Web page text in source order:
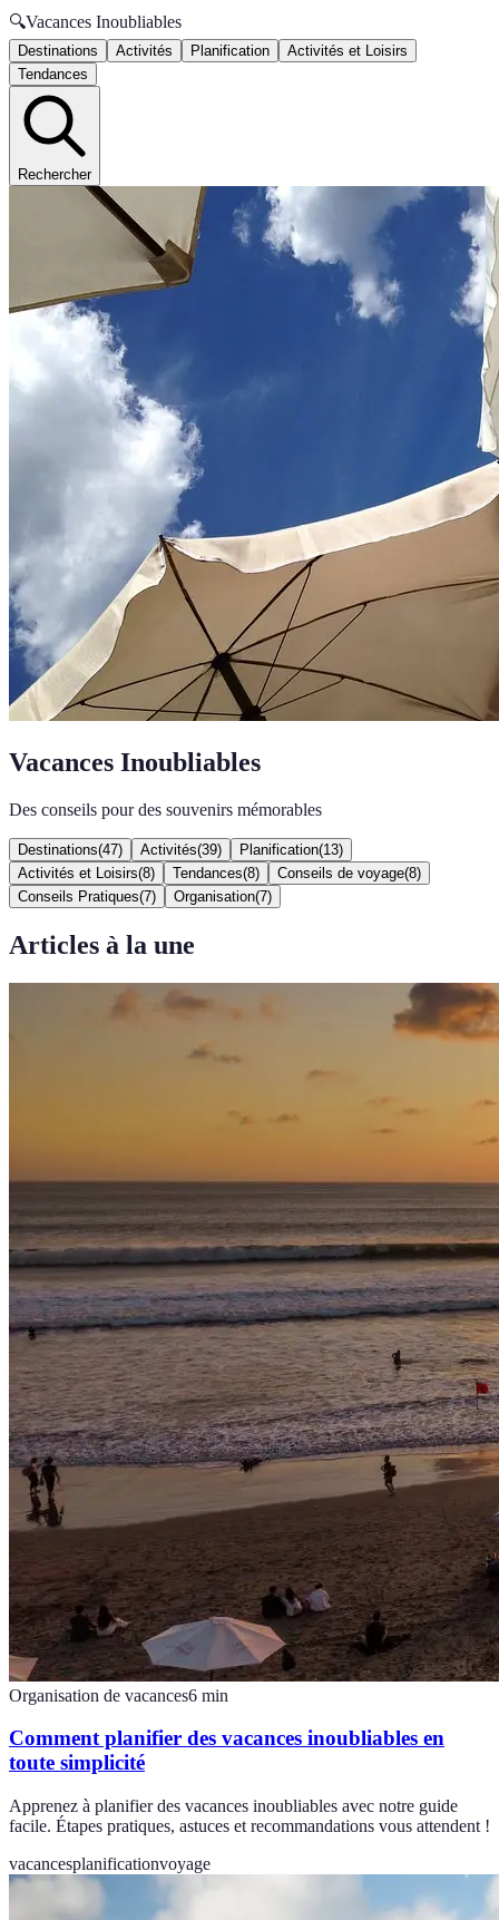
🔍Vacances Inoubliables
Destinations Activités Planification
Activités et Loisirs
Tendances
Rechercher
Vacances Inoubliables
Des conseils pour des souvenirs mémorables
Destinations(47) Activités(39) Planification(13)
Activités et Loisirs(8) Tendances(8) Conseils de voyage(8)
Conseils Pratiques(7) Organisation(7)
Articles à la une
Organisation de vacances6 min
Comment planifier des vacances inoubliables en
toute simplicité
Apprenez à planifier des vacances inoubliables avec notre guide
facile. Étapes pratiques, astuces et recommandations vous attendent !
vacancesplanificationvoyage